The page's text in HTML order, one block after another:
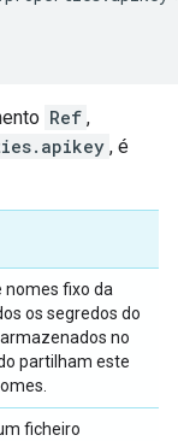
Ref ,
, é
nomes fixo da
os segredos do
no
partilham este
ficheiro